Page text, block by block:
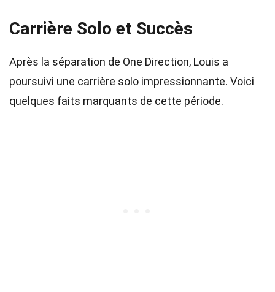
Carrière Solo et Succès
Après la séparation de One Direction, Louis a
poursuivi une carrière solo impressionnante. Voici
quelques faits marquants de cette période.